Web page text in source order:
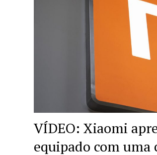
VÍDEO: Xiaomi
equipado com uma